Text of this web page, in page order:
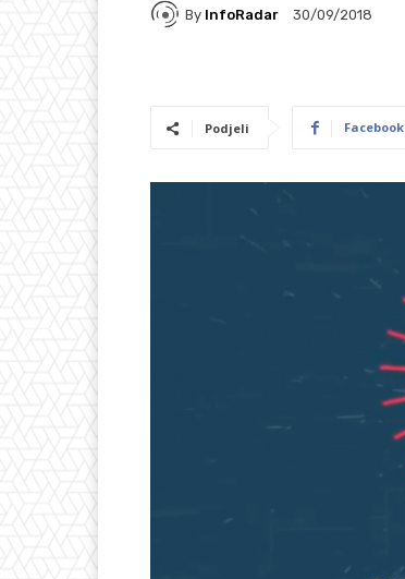
By InfoRadar 30/09/2018
Podjeli Facebook